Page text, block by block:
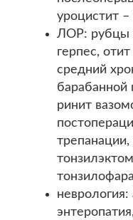
уроцистит –
ЛОР: рубцы
герпес,
средний
барабанной
ринит
трепанации,